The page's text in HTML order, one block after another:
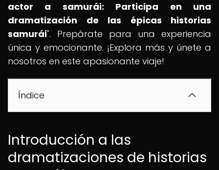
actor a samurái: Participa en una
dramatización de las épicas historias
samurái". Prepárate para una experiencia
única y emocionante. ¡Explora más y únete a
nosotros en este apasionante viaje!
Índice
Introducción a las
dramatizaciones de historias